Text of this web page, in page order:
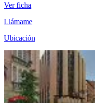
Ver ficha
Llámame
Ubicación